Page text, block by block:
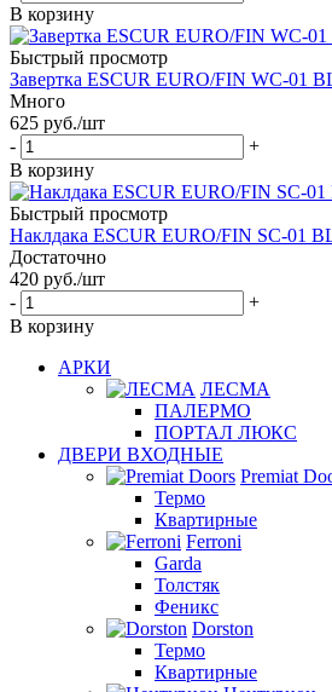
В корзину
Быстрый просмотр
Завертка ESCUR EURO/FIN WC-01
Много
625 руб./шт
-
+
В корзину
Быстрый просмотр
Наклдака ESCUR EURO/FIN SC-01
Достаточно
420 руб./шт
-
+
В корзину
АРКИ
ЛЕСМА
ПАЛЕРМО
ПОРТАЛ ЛЮКС
ДВЕРИ ВХОДНЫЕ
Premiat
Термо
Квартирные
Ferroni
Garda
Толстяк
Феникс
Dorston
Термо
Квартирные